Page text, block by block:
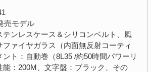
売モデル
テンレスケース＆シリコンベルト、風
ファイヤガラス（内面無反射コーティ
ント：自動巻（8L35 /約50時間パワーリ
能：200M、文字盤：ブラック、その